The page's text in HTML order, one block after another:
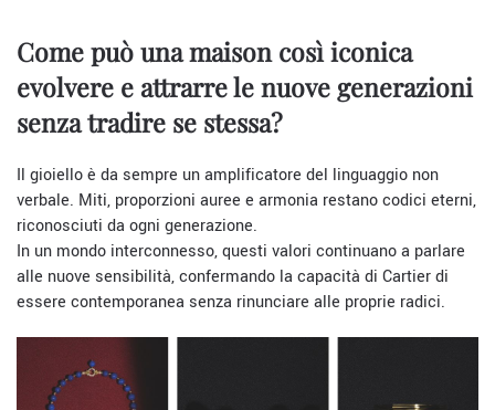
Come può una maison così iconica
evolvere e attrarre le nuove generazioni
senza tradire se stessa?
Il gioiello è da sempre un amplificatore del linguaggio non
verbale. Miti, proporzioni auree e armonia restano codici eterni,
riconosciuti da ogni generazione.
In un mondo interconnesso, questi valori continuano a parlare
alle nuove sensibilità, confermando la capacità di Cartier di
essere contemporanea senza rinunciare alle proprie radici.